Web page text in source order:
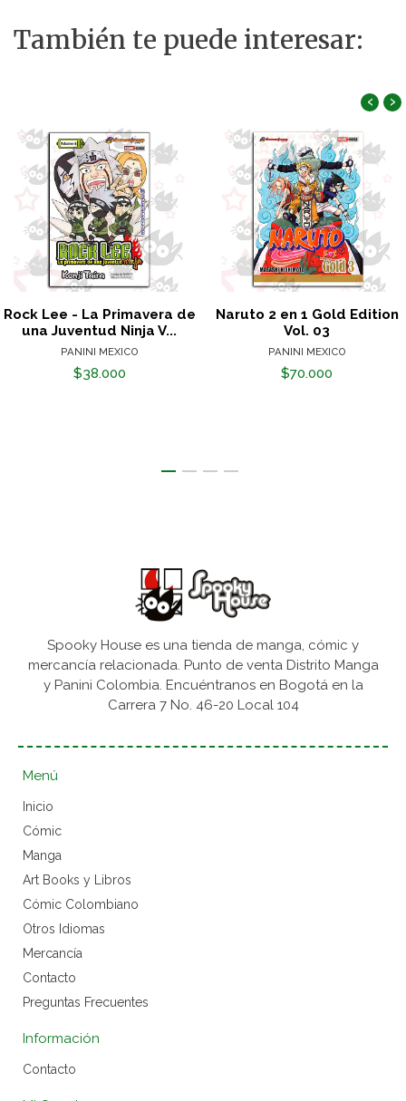
También te puede interesar:
Rock Lee - La Primavera de
una Juventud Ninja V...
PANINI MEXICO
$38.000
Naruto 2 en 1 Gold Edition
Vol. 03
PANINI MEXICO
$70.000
‹ ›
Spooky House es una tienda de manga, cómic y
mercancía relacionada. Punto de venta Distrito Manga
y Panini Colombia. Encuéntranos en Bogotá en la
Carrera 7 No. 46-20 Local 104
Menú
Inicio
Cómic
Manga
Art Books y Libros
Cómic Colombiano
Otros Idiomas
Mercancía
Contacto
Preguntas Frecuentes
Información
Contacto